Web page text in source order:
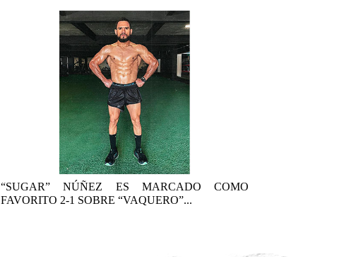
“SUGAR” NÚÑEZ ES MARCADO COMO
FAVORITO 2-1 SOBRE “VAQUERO”...